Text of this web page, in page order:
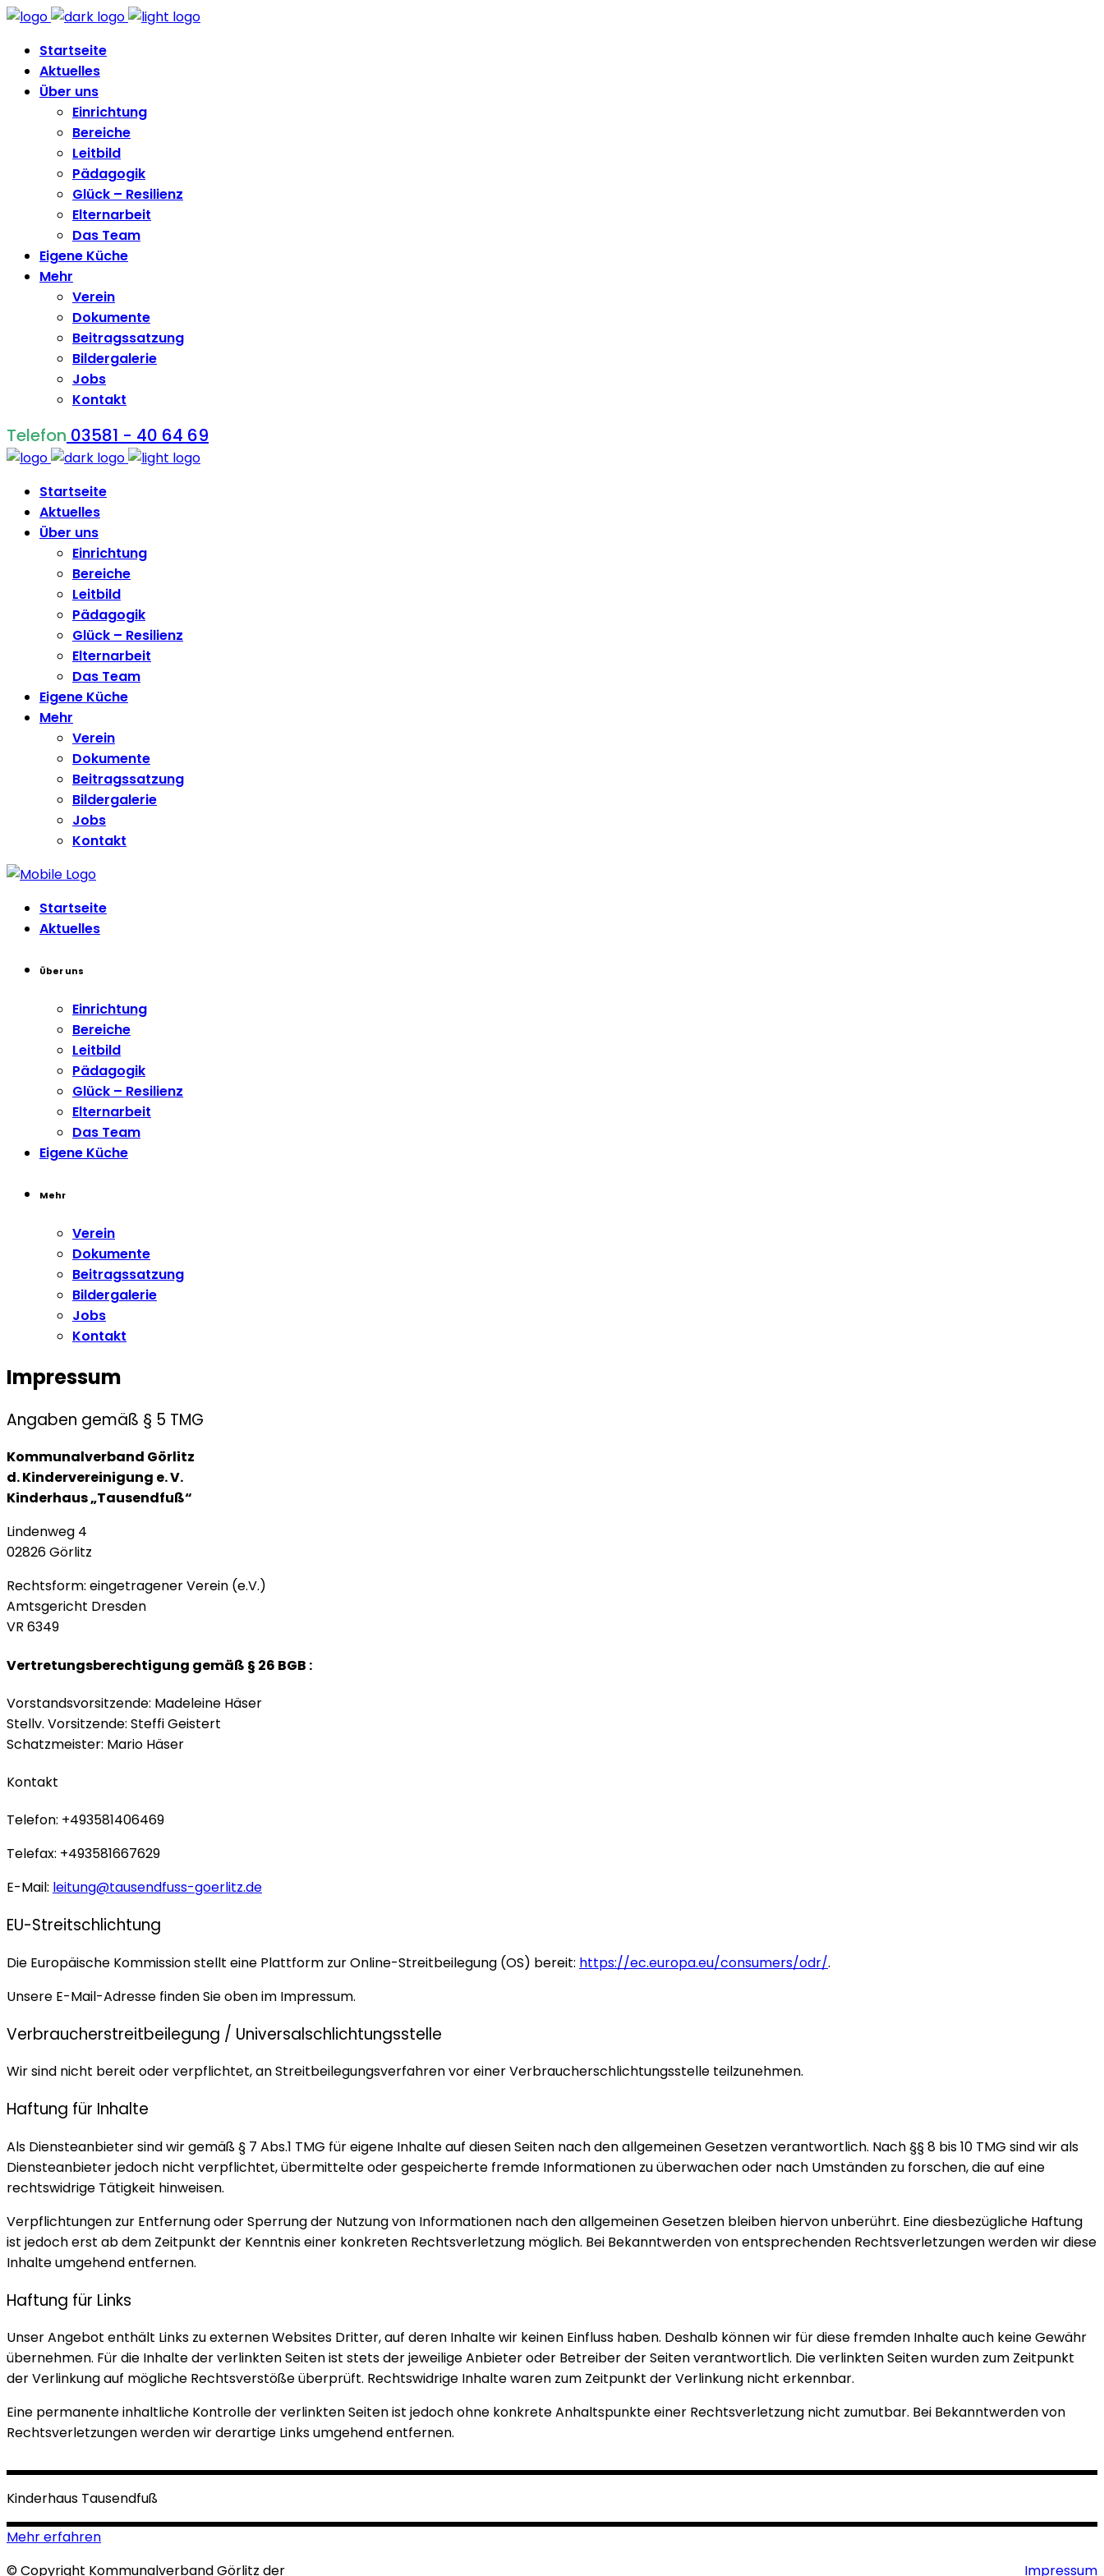
Startseite
Aktuelles
Über uns
Einrichtung
Bereiche
Leitbild
Pädagogik
Glück – Resilienz
Elternarbeit
Das Team
Eigene Küche
Mehr
Verein
Dokumente
Beitragssatzung
Bildergalerie
Jobs
Kontakt
Telefon 03581 - 40 64 69
Startseite
Aktuelles
Über uns
Einrichtung
Bereiche
Leitbild
Pädagogik
Glück – Resilienz
Elternarbeit
Das Team
Eigene Küche
Mehr
Verein
Dokumente
Beitragssatzung
Bildergalerie
Jobs
Kontakt
Startseite
Aktuelles
Über uns
Einrichtung
Bereiche
Leitbild
Pädagogik
Glück – Resilienz
Elternarbeit
Das Team
Eigene Küche
Mehr
Verein
Dokumente
Beitragssatzung
Bildergalerie
Jobs
Kontakt
Impressum
Angaben gemäß § 5 TMG
Kommunalverband Görlitz
d. Kindervereinigung e. V.
Kinderhaus „Tausendfuß“
Lindenweg 4
02826 Görlitz
Rechtsform: eingetragener Verein (e.V.)
Amtsgericht Dresden
VR 6349
Vertretungsberechtigung gemäß § 26 BGB :
Vorstandsvorsitzende: Madeleine Häser
Stellv. Vorsitzende: Steffi Geistert
Schatzmeister: Mario Häser
Kontakt
Telefon: +493581406469
Telefax: +493581667629
E-Mail: leitung@tausendfuss-goerlitz.de
EU-Streitschlichtung
Die Europäische Kommission stellt eine Plattform zur Online-Streitbeilegung (OS) bereit: https://ec.europa.eu/consumers/odr/.
Unsere E-Mail-Adresse finden Sie oben im Impressum.
Verbraucherstreitbeilegung / Universalschlichtungsstelle
Wir sind nicht bereit oder verpflichtet, an Streitbeilegungsverfahren vor einer Verbraucherschlichtungsstelle teilzunehmen.
Haftung für Inhalte
Als Diensteanbieter sind wir gemäß § 7 Abs.1 TMG für eigene Inhalte auf diesen Seiten nach den allgemeinen Gesetzen verantwortlich. Nach §§ 8 bis 10 TMG sind wir als
Diensteanbieter jedoch nicht verpflichtet, übermittelte oder gespeicherte fremde Informationen zu überwachen oder nach Umständen zu forschen, die auf eine
rechtswidrige Tätigkeit hinweisen.
Verpflichtungen zur Entfernung oder Sperrung der Nutzung von Informationen nach den allgemeinen Gesetzen bleiben hiervon unberührt. Eine diesbezügliche Haftung
ist jedoch erst ab dem Zeitpunkt der Kenntnis einer konkreten Rechtsverletzung möglich. Bei Bekanntwerden von entsprechenden Rechtsverletzungen werden wir diese
Inhalte umgehend entfernen.
Haftung für Links
Unser Angebot enthält Links zu externen Websites Dritter, auf deren Inhalte wir keinen Einfluss haben. Deshalb können wir für diese fremden Inhalte auch keine Gewähr
übernehmen. Für die Inhalte der verlinkten Seiten ist stets der jeweilige Anbieter oder Betreiber der Seiten verantwortlich. Die verlinkten Seiten wurden zum Zeitpunkt
der Verlinkung auf mögliche Rechtsverstöße überprüft. Rechtswidrige Inhalte waren zum Zeitpunkt der Verlinkung nicht erkennbar.
Eine permanente inhaltliche Kontrolle der verlinkten Seiten ist jedoch ohne konkrete Anhaltspunkte einer Rechtsverletzung nicht zumutbar. Bei Bekanntwerden von
Rechtsverletzungen werden wir derartige Links umgehend entfernen.
Kinderhaus Tausendfuß
Mehr erfahren
© Copyright Kommunalverband Görlitz der
Impressum